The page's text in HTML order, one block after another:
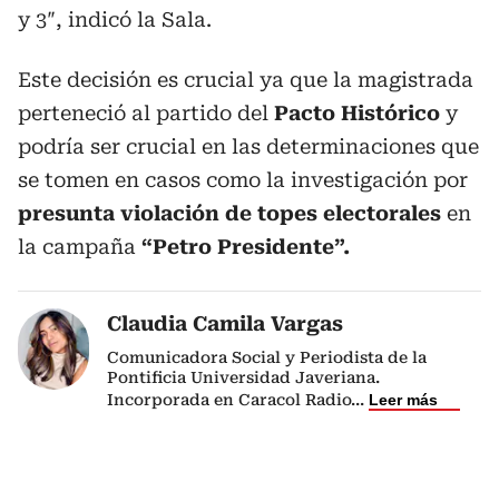
y 3″, indicó la Sala.
Este decisión es crucial ya que la magistrada
perteneció al partido del Pacto Histórico y
podría ser crucial en las determinaciones que
se tomen en casos como la investigación por
presunta violación de topes electorales en
la campaña “Petro Presidente”.
Claudia Camila Vargas
Comunicadora Social y Periodista de la
Pontificia Universidad Javeriana.
Incorporada en Caracol Radio... Leer más